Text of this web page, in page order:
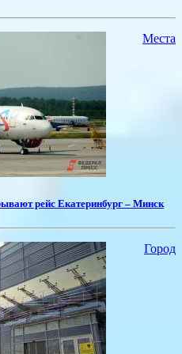
Места
рейс Екатеринбург – Минск
Город